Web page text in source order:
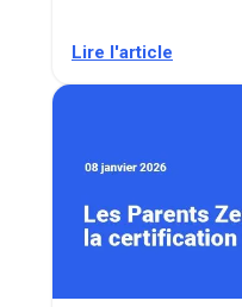
Lire l'article